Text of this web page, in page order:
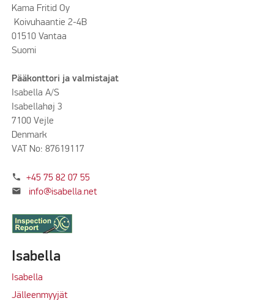
Kama Fritid Oy
Koivuhaantie 2-4B
01510 Vantaa
Suomi
Pääkonttori ja valmistajat
Isabella A/S
Isabellahøj 3
7100 Vejle
Denmark
VAT No: 87619117
phone +45 75 82 07 55
mail info@isabella.net
Isabella
Isabella
Jälleenmyyjät